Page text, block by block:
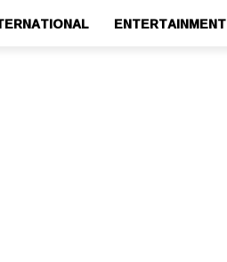
ENTERTAINMENT